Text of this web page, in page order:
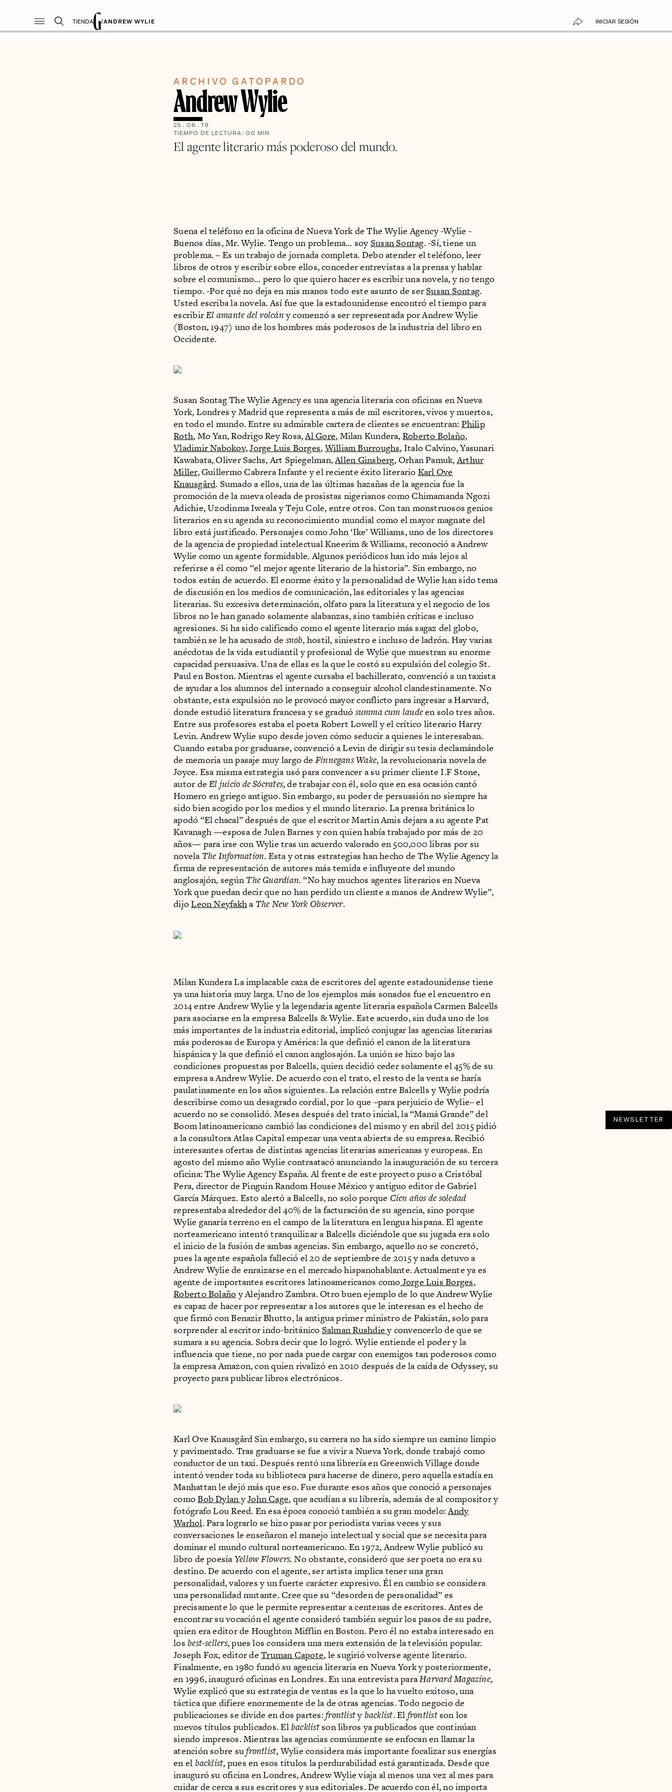
TIENDA /ANDREW WYLIE INICIAR SESIÓN
ARCHIVO GATOPARDO
Andrew Wylie
25 . 06 . 19
TIEMPO DE LECTURA: 00 MIN
El agente literario más poderoso del mundo.
Suena el teléfono en la oficina de Nueva York de The Wylie Agency -Wylie -
Buenos días, Mr. Wylie. Tengo un problema… soy Susan Sontag. -Sí, tiene un
problema. – Es un trabajo de jornada completa. Debo atender el teléfono, leer
libros de otros y escribir sobre ellos, conceder entrevistas a la prensa y hablar
sobre el comunismo… pero lo que quiero hacer es escribir una novela, y no tengo
tiempo. -Por qué no deja en mis manos todo este asunto de serSusan Sontag.
Usted escriba la novela. Así fue que la estadounidense encontró el tiempo para
escribirEl amante del volcány comenzó a ser representada por Andrew Wylie
(Boston, 1947) uno de los hombres más poderosos de la industria del libro en
Occidente.
Susan Sontag The Wylie Agency es una agencia literaria con oficinas en Nueva
York, Londres y Madrid que representa a más de mil escritores, vivos y muertos,
en todo el mundo. Entre su admirable cartera de clientes se encuentran: Philip
Roth, Mo Yan, Rodrigo Rey Rosa,Al Gore, Milan Kundera, Roberto Bolaño,
Vladimir Nabokov,Jorge Luis Borges,William Burroughs, Italo Calvino, Yasunari
Kawabata, Oliver Sachs, Art Spiegelman,Allen Ginsberg, Orhan Pamuk,Arthur
Miller, Guillermo Cabrera Infante y el reciente éxito literario Karl Ove
Knausgård. Sumado a ellos, una de las últimas hazañas de la agencia fue la
promoción de la nueva oleada de prosistas nigerianos como Chimamanda Ngozi
Adichie, Uzodinma Iweala y Teju Cole, entre otros. Con tan monstruosos genios
literarios en su agenda su reconocimiento mundial como el mayor magnate del
libro está justificado. Personajes como John ‘Ike’ Williams, uno de los directores
de la agencia de propiedad intelectual Kneerim & Williams, reconoció a Andrew
Wylie como un agente formidable. Algunos periódicos han ido más lejos al
referirse a él como “el mejor agente literario de la historia”. Sin embargo, no
todos están de acuerdo. El enorme éxito y la personalidad de Wylie han sido tema
de discusión en los medios de comunicación, las editoriales y las agencias
literarias. Su excesiva determinación, olfato para la literatura y el negocio de los
libros no le han ganado solamente alabanzas, sino también críticas e incluso
agresiones. Si ha sido calificado como el agente literario más sagaz del globo,
también se le ha acusado de snob, hostil, siniestro e incluso de ladrón. Hay varias
anécdotas de la vida estudiantil y profesional de Wylie que muestran su enorme
capacidad persuasiva. Una de ellas es la que le costó su expulsión del colegio St.
Paul en Boston. Mientras el agente cursaba el bachillerato, convenció a un taxista
de ayudar a los alumnos del internado a conseguir alcohol clandestinamente. No
obstante, esta expulsión no le provocó mayor conflicto para ingresar a Harvard,
donde estudió literatura francesa y se graduó summa cum laudeen solo tres años.
Entre sus profesores estaba el poeta Robert Lowell y el crítico literario Harry
Levin. Andrew Wylie supo desde joven cómo seducir a quienes le interesaban.
Cuando estaba por graduarse, convenció a Levin de dirigir su tesis declamándole
de memoria un pasaje muy largo de Finnegans Wake, la revolucionaria novela de
Joyce. Esa misma estrategia usó para convencer a su primer cliente I.F Stone,
autor deEl juicio de Sócrates, de trabajar con él, solo que en esa ocasión cantó
Homero en griego antiguo. Sin embargo, su poder de persuasión no siempre ha
sido bien acogido por los medios y el mundo literario. La prensa británica lo
apodó “El chacal” después de que el escritor Martin Amis dejara a su agente Pat
Kavanagh —esposa de Julen Barnes y con quien había trabajado por más de 20
años— para irse con Wylie tras un acuerdo valorado en 500,000 libras por su
novela The Information. Esta y otras estrategias han hecho de The Wylie Agency la
firma de representación de autores más temida e influyente del mundo
anglosajón, según The Guardian. “No hay muchos agentes literarios en Nueva
York que puedan decir que no han perdido un cliente a manos de Andrew Wylie”,
dijoLeon Neyfakha The New York Observer.
Milan Kundera La implacable caza de escritores del agente estadounidense tiene
ya una historia muy larga. Uno de los ejemplos más sonados fue el encuentro en
2014 entre Andrew Wylie y la legendaria agente literaria española Carmen Balcells
para asociarse en la empresa Balcells & Wylie. Este acuerdo, sin duda uno de los
más importantes de la industria editorial, implicó conjugar las agencias literarias
más poderosas de Europa y América: la que definió el canon de la literatura
hispánica y la que definió el canon anglosajón. La unión se hizo bajo las
condiciones propuestas por Balcells, quien decidió ceder solamente el 45% de su
empresa a Andrew Wylie. De acuerdo con el trato, el resto de la venta se haría
paulatinamente en los años siguientes. La relación entre Balcells y Wylie podría
describirse como un desagrado cordial, por lo que –para perjuicio de Wylie– el
acuerdo no se consolidó. Meses después del trato inicial, la “Mamá Grande” del
Boom latinoamericano cambió las condiciones del mismo y en abril del 2015 pidió
a la consultora Atlas Capital empezar una venta abierta de su empresa. Recibió
interesantes ofertas de distintas agencias literarias americanas y europeas. En
agosto del mismo año Wylie contraatacó anunciando la inauguración de su tercera
oficina: The Wylie Agency España. Al frente de este proyecto puso a Cristóbal
Pera, director de Pinguin Random House México y antiguo editor de Gabriel
García Márquez. Esto alertó a Balcells, no solo porque Cien años de soledad
representaba alrededor del 40% de la facturación de su agencia, sino porque
Wylie ganaría terreno en el campo de la literatura en lengua hispana. El agente
norteamericano intentó tranquilizar a Balcells diciéndole que su jugada era solo
el inicio de la fusión de ambas agencias. Sin embargo, aquello no se concretó,
pues la agente española falleció el 20 de septiembre de 2015 y nada detuvo a
Andrew Wylie de enraizarse en el mercado hispanohablante. Actualmente ya es
agente de importantes escritores latinoamericanos como Jorge Luis Borges,
Roberto Bolañoy Alejandro Zambra. Otro buen ejemplo de lo que Andrew Wylie
es capaz de hacer por representar a los autores que le interesan es el hecho de
que firmó con Benazir Bhutto, la antigua primer ministro de Pakistán, solo para
sorprender al escritor indo-británico Salman Rushdiey convencerlo de que se
sumara a su agencia. Sobra decir que lo logró. Wylie entiende el poder y la
influencia que tiene, no por nada puede cargar con enemigos tan poderosos como
la empresa Amazon, con quien rivalizó en 2010 después de la caída de Odyssey, su
proyecto para publicar libros electrónicos.
Karl Ove Knausgård Sin embargo, su carrera no ha sido siempre un camino limpio
y pavimentado. Tras graduarse se fue a vivir a Nueva York, donde trabajó como
conductor de un taxi. Después rentó una librería en Greenwich Village donde
intentó vender toda su biblioteca para hacerse de dinero, pero aquella estadía en
Manhattan le dejó más que eso. Fue durante esos años que conoció a personajes
comoBob DylanyJohn Cage, que acudían a su librería, además de al compositor y
fotógrafo Lou Reed. En esa época conoció también a su gran modelo:Andy
Warhol. Para lograrlo se hizo pasar por periodista varias veces y sus
conversaciones le enseñaron el manejo intelectual y social que se necesita para
dominar el mundo cultural norteamericano. En 1972, Andrew Wylie publicó su
libro de poesíaYellow Flowers. No obstante, consideró que ser poeta no era su
destino. De acuerdo con el agente, ser artista implica tener una gran
personalidad, valores y un fuerte carácter expresivo. Él en cambio se considera
una personalidad mutante. Cree que su “desorden de personalidad” es
precisamente lo que le permite representar a centenas de escritores. Antes de
encontrar su vocación el agente consideró también seguir los pasos de su padre,
quien era editor de Houghton Mifflin en Boston. Pero él no estaba interesado en
losbest-sellers, pues los considera una mera extensión de la televisión popular.
Joseph Fox, editor deTruman Capote, le sugirió volverse agente literario.
Finalmente, en 1980 fundó su agencia literaria en Nueva York y posteriormente,
en 1996, inauguró oficinas en Londres. En una entrevista paraHarvard Magazine,
Wylie explicó que su estrategia de ventas es la que lo ha vuelto exitoso, una
táctica que difiere enormemente de la de otras agencias. Todo negocio de
publicaciones se divide en dos partes:frontlisty backlist. El frontlistson los
nuevos títulos publicados. Elbacklistson libros ya publicados que continúan
siendo impresos. Mientras las agencias comúnmente se enfocan en llamar la
atención sobre sufrontlist, Wylie considera más importante focalizar sus energías
en el backlist, pues en esos títulos la perdurabilidad está garantizada. Desde que
inauguró su oficina en Londres, Andrew Wylie viaja al menos una vez al mes para
cuidar de cerca a sus escritores y sus editoriales. De acuerdo con él, no importa
NEWSLETTER